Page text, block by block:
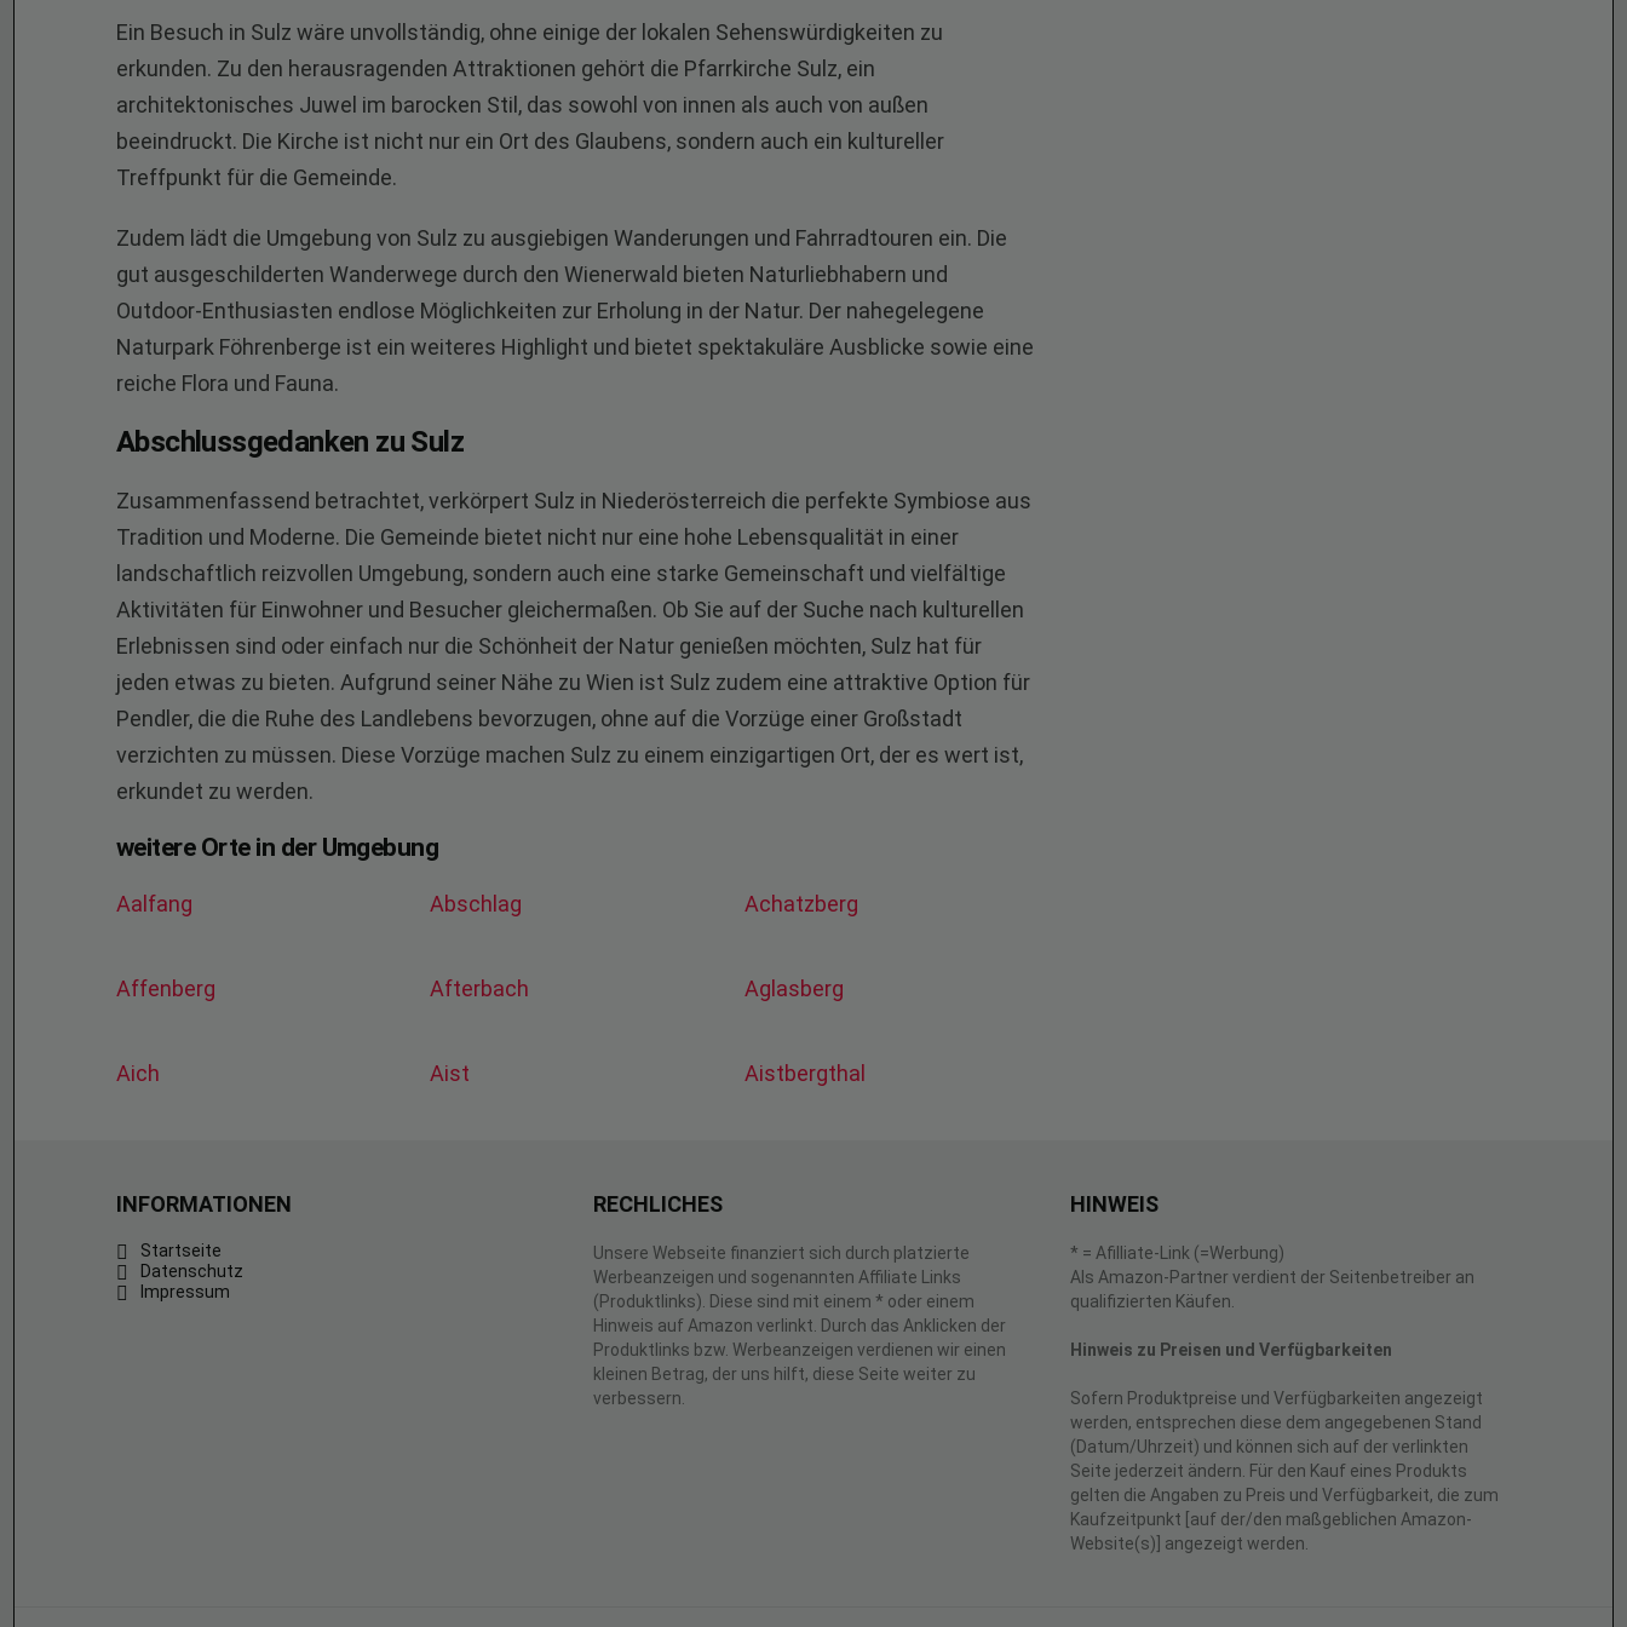
Ein Besuch in Sulz wäre unvollständig, ohne einige der lokalen Sehenswürdigkeiten zu
erkunden. Zu den herausragenden Attraktionen gehört die Pfarrkirche Sulz, ein
architektonisches Juwel im barocken Stil, das sowohl von innen als auch von außen
beeindruckt. Die Kirche ist nicht nur ein Ort des Glaubens, sondern auch ein kultureller
Treffpunkt für die Gemeinde.
Zudem lädt die Umgebung von Sulz zu ausgiebigen Wanderungen und Fahrradtouren ein. Die
gut ausgeschilderten Wanderwege durch den Wienerwald bieten Naturliebhabern und
Outdoor-Enthusiasten endlose Möglichkeiten zur Erholung in der Natur. Der nahegelegene
Naturpark Föhrenberge ist ein weiteres Highlight und bietet spektakuläre Ausblicke sowie eine
reiche Flora und Fauna.
Abschlussgedanken zu Sulz
Zusammenfassend betrachtet, verkörpert Sulz in Niederösterreich die perfekte Symbiose aus
Tradition und Moderne. Die Gemeinde bietet nicht nur eine hohe Lebensqualität in einer
landschaftlich reizvollen Umgebung, sondern auch eine starke Gemeinschaft und vielfältige
Aktivitäten für Einwohner und Besucher gleichermaßen. Ob Sie auf der Suche nach kulturellen
Erlebnissen sind oder einfach nur die Schönheit der Natur genießen möchten, Sulz hat für
jeden etwas zu bieten. Aufgrund seiner Nähe zu Wien ist Sulz zudem eine attraktive Option für
Pendler, die die Ruhe des Landlebens bevorzugen, ohne auf die Vorzüge einer Großstadt
verzichten zu müssen. Diese Vorzüge machen Sulz zu einem einzigartigen Ort, der es wert ist,
erkundet zu werden.
weitere Orte in der Umgebung
Aalfang Abschlag Achatzberg
Affenberg Afterbach Aglasberg
Aich Aist Aistbergthal
INFORMATIONEN
Startseite
Datenschutz
Impressum
RECHLICHES
Unsere Webseite finanziert sich durch platzierte
Werbeanzeigen und sogenannten Affiliate Links
(Produktlinks). Diese sind mit einem * oder einem
Hinweis auf Amazon verlinkt. Durch das Anklicken der
Produktlinks bzw. Werbeanzeigen verdienen wir einen
kleinen Betrag, der uns hilft, diese Seite weiter zu
verbessern.
HINWEIS
* = Afilliate-Link (=Werbung)
Als Amazon-Partner verdient der Seitenbetreiber an
qualifizierten Käufen.
Hinweis zu Preisen und Verfügbarkeiten
Sofern Produktpreise und Verfügbarkeiten angezeigt
werden, entsprechen diese dem angegebenen Stand
(Datum/Uhrzeit) und können sich auf der verlinkten
Seite jederzeit ändern. Für den Kauf eines Produkts
gelten die Angaben zu Preis und Verfügbarkeit, die zum
Kaufzeitpunkt [auf der/den maßgeblichen Amazon-
Website(s)] angezeigt werden.